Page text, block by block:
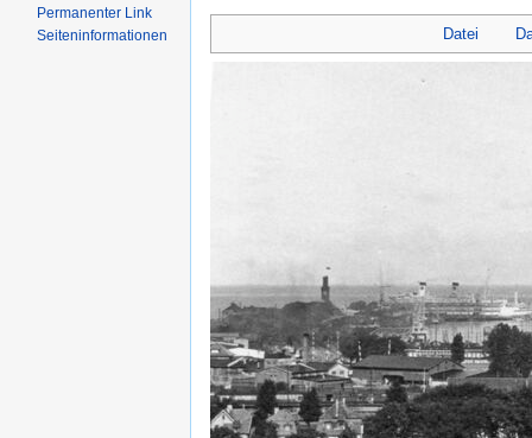
Datei
Permanenter Link
Seiten­informationen